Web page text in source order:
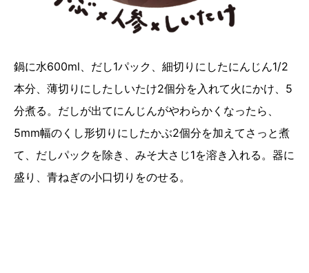
鍋に水600ml、だし1パック、細切りにしたにんじん1/2
本分、薄切りにしたしいたけ2個分を入れて火にかけ、5
分煮る。だしが出てにんじんがやわらかくなったら、
5mm幅のくし形切りにしたかぶ2個分を加えてさっと煮
て、だしパックを除き、みそ大さじ1を溶き入れる。器に
盛り、青ねぎの小口切りをのせる。